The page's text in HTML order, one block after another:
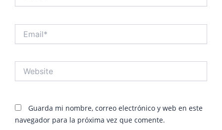
Guarda mi nombre, correo electrónico y web en este
navegador para la próxima vez que comente.